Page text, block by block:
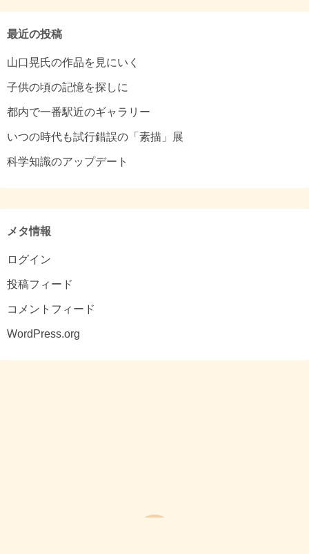
イ
ブ
最近の投稿
山口晃氏の作品を見にいく
子供の頃の記憶を探しに
都内で一番駅近のギャラリー
いつの時代も試行錯誤の「素描」展
科学知識のアップデート
メタ情報
ログイン
投稿フィード
コメントフィード
WordPress.org